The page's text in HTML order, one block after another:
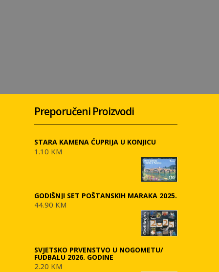
Preporučeni Proizvodi
STARA KAMENA ĆUPRIJA U KONJICU
1.10 KM
GODIŠNJI SET POŠTANSKIH MARAKA 2025.
44.90 KM
SVJETSKO PRVENSTVO U NOGOMETU/
FUDBALU 2026. GODINE
2.20 KM